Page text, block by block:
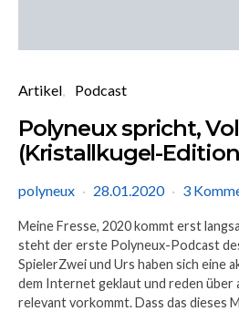
Artikel Podcast
Polyneux spricht,
(Kristallkugel-
polyneux 28.01.2020 3
Meine Fresse, 2020 kommt erst
steht der erste Polyneux-Podcast
SpielerZwei und Urs haben sich eine
dem Internet geklaut und reden über
relevant vorkommt. Dass das dieses